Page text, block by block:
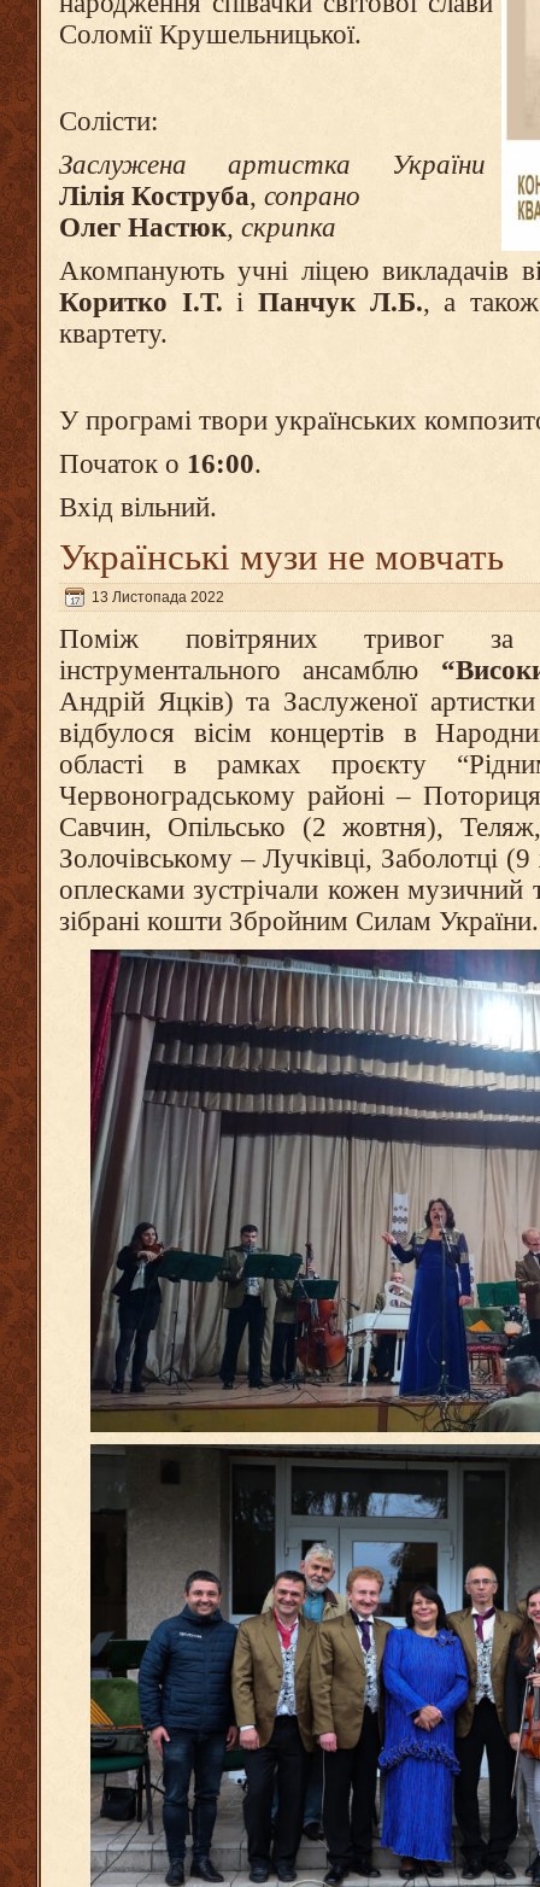
Соломії Крушельницької.
Солісти:
Заслужена артистка України
Лілія Коструба, сопрано
Олег Настюк, скрипка
Акомпанують учні ліцею викладачів
Коритко І.Т. іПанчук Л.Б., а
квартету.
У програмі твори українських
Початок о 16:00.
Вхід вільний.
Українські музи не мовчать
13 Листопада 2022
Поміж повітряних тривог за
інструментального ансамблю
Андрій Яцків) та Заслуженої
відбулося вісім концертів в
області в рамках проєкту
Червоноградському районі –
Савчин, Опільсько (2 жовтня),
Золочівському – Лучківці, Заболотці
оплесками зустрічали кожен музичний
зібрані кошти Збройним Силам України.